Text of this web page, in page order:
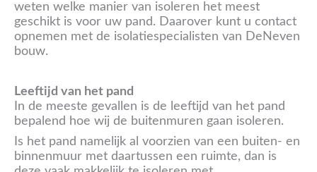
weten welke manier van isoleren het meest
geschikt is voor uw pand. Daarover kunt u contact
opnemen met de isolatiespecialisten van DeNeven
bouw.
Leeftijd van het pand
In de meeste gevallen is de leeftijd van het pand
bepalend hoe wij de buitenmuren gaan isoleren.
Is het pand namelijk al voorzien van een buiten- en
binnenmuur met daartussen een ruimte, dan is